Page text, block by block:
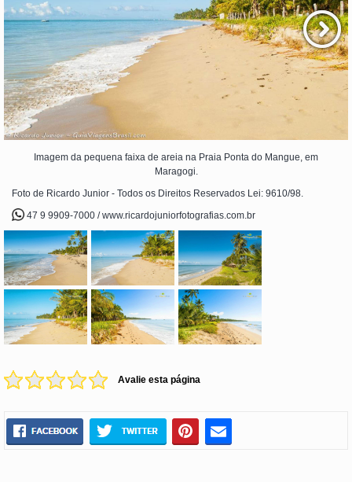
Imagem da pequena faixa de areia na Praia Ponta do Mangue, em
Maragogi.
Foto de Ricardo Junior - Todos os Direitos Reservados Lei: 9610/98.
47 9 9909-7000 / www.ricardojuniorfotografias.com.br
Avalie esta página